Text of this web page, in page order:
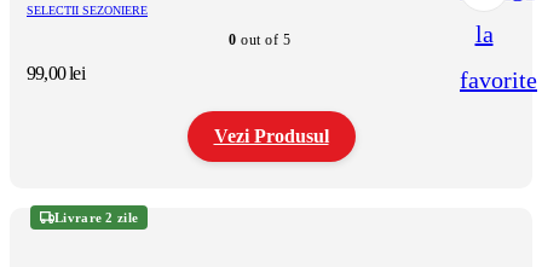
la
favorite
SELECTII SEZONIERE
0 out of 5
99,00lei
Vezi Produsul
produs
are
Livrare 2 zile